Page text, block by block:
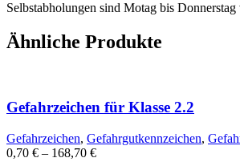
Selbstabholungen sind Motag bis
Ähnliche Produkte
Gefahrzeichen für Klasse 2.2
Gefahrzeichen, Gefahrgutkennzeichen,
0,70 € – 168,70 €